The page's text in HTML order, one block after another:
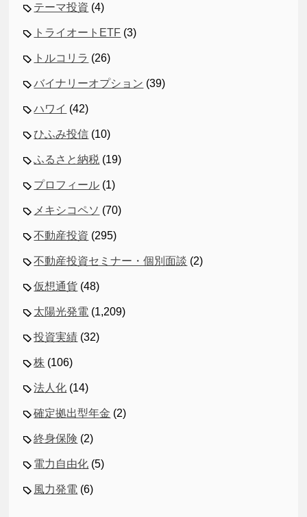
テーマ投資 (4)
トライオートETF (3)
トルコリラ (26)
バイナリーオプション (39)
ハワイ (42)
ひふみ投信 (10)
ふるさと納税 (19)
プロフィール (1)
メキシコペソ (70)
不動産投資 (295)
不動産投資セミナー・個別面談 (2)
仮想通貨 (48)
太陽光発電 (1,209)
投資実績 (32)
株 (106)
法人化 (14)
確定拠出型年金 (2)
終身保険 (2)
電力自由化 (5)
風力発電 (6)